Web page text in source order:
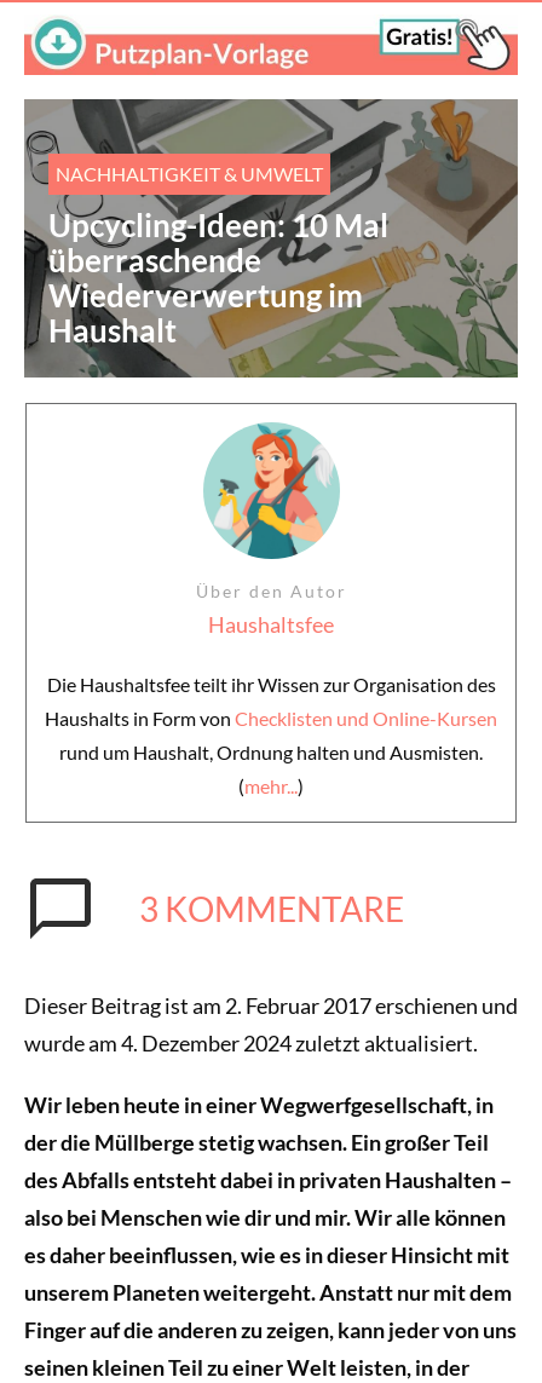
NACHHALTIGKEIT & UMWELT
Upcycling-Ideen: 10 Mal
überraschende
Wiederverwertung im
Haushalt
Über den Autor
Haushaltsfee
Die Haushaltsfee teilt ihr Wissen zur Organisation des
Haushalts in Form von Checklisten und Online-Kursen
rund um Haushalt, Ordnung halten und Ausmisten.
(mehr...)
3 KOMMENTARE
Dieser Beitrag ist am 2. Februar 2017 erschienen und
wurde am 4. Dezember 2024 zuletzt aktualisiert.
Wir leben heute in einer Wegwerfgesellschaft, in
der die Müllberge stetig wachsen. Ein großer Teil
des Abfalls entsteht dabei in privaten Haushalten –
also bei Menschen wie dir und mir. Wir alle können
es daher beeinflussen, wie es in dieser Hinsicht mit
unserem Planeten weitergeht. Anstatt nur mit dem
Finger auf die anderen zu zeigen, kann jeder von uns
seinen kleinen Teil zu einer Welt leisten, in der